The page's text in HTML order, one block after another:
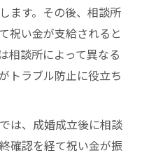
ます。その後、相談所
祝い金が支給されると
相談所によって異なる
トラブル防止に役立ち
は、成婚成立後に相談
確認を経て祝い金が振